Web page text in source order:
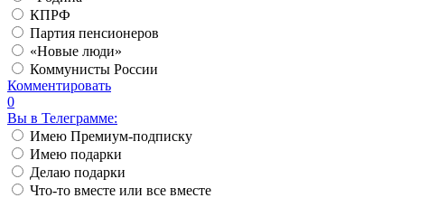
КПРФ
Партия пенсионеров
«Новые люди»
Коммунисты России
Комментировать
0
Вы в Телеграмме:
Имею Премиум-подписку
Имею подарки
Делаю подарки
Что-то вместе или все вместе